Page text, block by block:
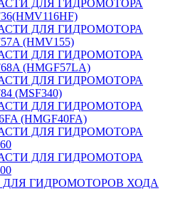
ДЛЯ ГИДРОМОТОРА
ДЛЯ ГИДРОМОТОРА
(HMV155)
ДЛЯ ГИДРОМОТОРА
(HMGF57LA)
ДЛЯ ГИДРОМОТОРА
(MSF340)
ДЛЯ ГИДРОМОТОРА
(HMGF40FA)
ДЛЯ ГИДРОМОТОРА
ДЛЯ ГИДРОМОТОРА
ДЛЯ ГИДРОМОТОРОВ ХОДА